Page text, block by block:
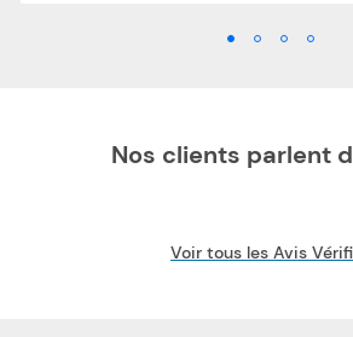
Nos clients parlent
Voir tous les Avis